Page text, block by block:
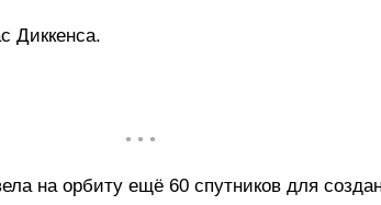
Диккенса.
• • •
на орбиту ещё 60 спутников для